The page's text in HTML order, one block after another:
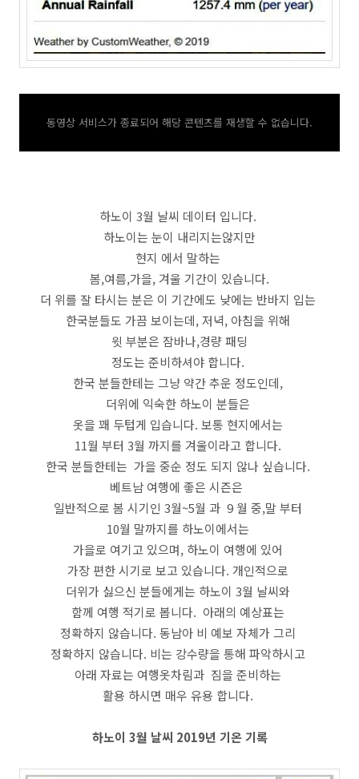
동영상 서비스가 종료되어 해당 콘텐츠를 재생할 수 없습니다.
하노이 3월 날씨 데이터 입니다.
하노이는 눈이 내리지는않지만
현지 에서 말하는
봄,여름,가을, 겨울 기간이 있습니다.
더 위를 잘 타시는 분은 이 기간에도 낮에는 반바지 입는
한국분들도 가끔 보이는데, 저녁, 아침을 위해
윗 부분은 잠바나,경량 패딩
정도는 준비하셔야 합니다.
한국 분들한테는 그냥 약간 추운 정도인데,
더위에 익숙한 하노이 분들은
옷을 꽤 두텁게 입습니다. 보통 현지에서는
11월 부터 3월 까지를 겨울이라고 합니다.
한국 분들한테는 가을 중순 정도 되지 않나 싶습니다.
베트남 여행에 좋은 시즌은
일반적으로 봄 시기인 3월~5월 과 9 월 중,말 부터
10월 말까지를 하노이에서는
가을로 여기고 있으며, 하노이 여행에 있어
가장 편한 시기로 보고 있습니다. 개인적으로
더위가 싫으신 분들에게는 하노이 3월 날씨와
함께 여행 적기로 봅니다. 아래의 예상표는
정확하지 않습니다. 동남아 비 예보 자체가 그리
정확하지 않습니다. 비는 강수량을 통해 파악하시고
아래 자료는 여행옷차림과 짐을 준비하는
활용 하시면 매우 유용 합니다.
하노이 3월 날씨 2019년 기온 기록